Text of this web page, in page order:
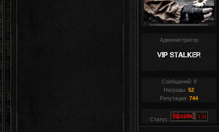
Администратор
Сообщений: 8
Награды: 52
Репутация: 744
Статус: